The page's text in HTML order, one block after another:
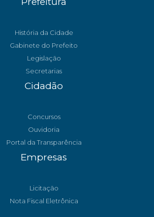
História da Cidade
Gabinete do Prefeito
Legislação
Secretarias
Cidadão
Concursos
Ouvidoria
Portal da Transparência
Empresas
Licitação
Nota Fiscal Eletrônica